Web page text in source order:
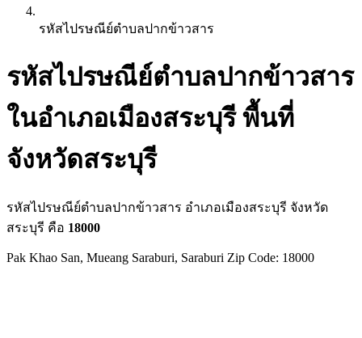
รหัสไปรษณีย์ตำบลปากข้าวสาร
รหัสไปรษณีย์ตำบลปากข้าวสาร
ในอำเภอเมืองสระบุรี พื้นที่
จังหวัดสระบุรี
รหัสไปรษณีย์ตำบลปากข้าวสาร อำเภอเมืองสระบุรี จังหวัด
สระบุรี คือ 18000
Pak Khao San, Mueang Saraburi, Saraburi Zip Code: 18000